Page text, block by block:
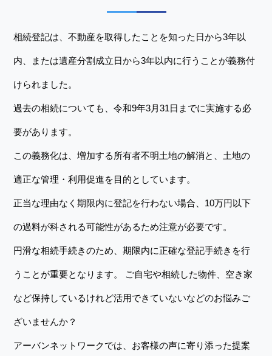
相続登記は、不動産を取得したことを知った日から3年以
内、または遺産分割成立日から3年以内に行うことが義務付
けられました。
過去の相続についても、令和9年3月31日までに実施する必
要があります。
この義務化は、増加する所有者不明土地の解消と、土地の
適正な管理・利用促進を目的としています。
正当な理由なく期限内に登記を行わない場合、10万円以下
の過料が科される可能性があるため注意が必要です。
円滑な相続手続きのため、期限内に正確な登記手続きを行
うことが重要となります。 ご自宅や相続した物件、空き家
など保持しているけれど活用できていないなどのお悩みご
ざいませんか？
アーバンネットワークでは、お客様の声に寄り添った提案